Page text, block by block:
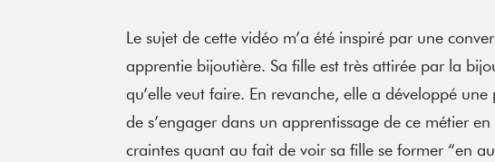
Le sujet de cette vidéo m’a été inspiré par une
apprentie bijoutière. Sa fille est très attirée par la
qu’elle veut faire. En revanche, elle a développé
de s’engager dans un apprentissage de ce métier
craintes quant au fait de voir sa fille se former “en